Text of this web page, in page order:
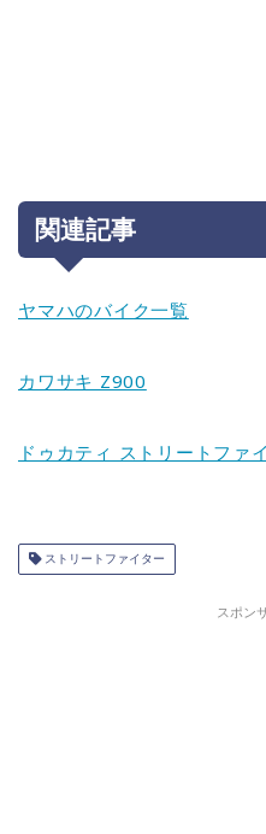
関連記事
ヤマハのバイク一覧
カワサキ Z900
ドゥカティ ストリートファ
ストリートファイター
スポン